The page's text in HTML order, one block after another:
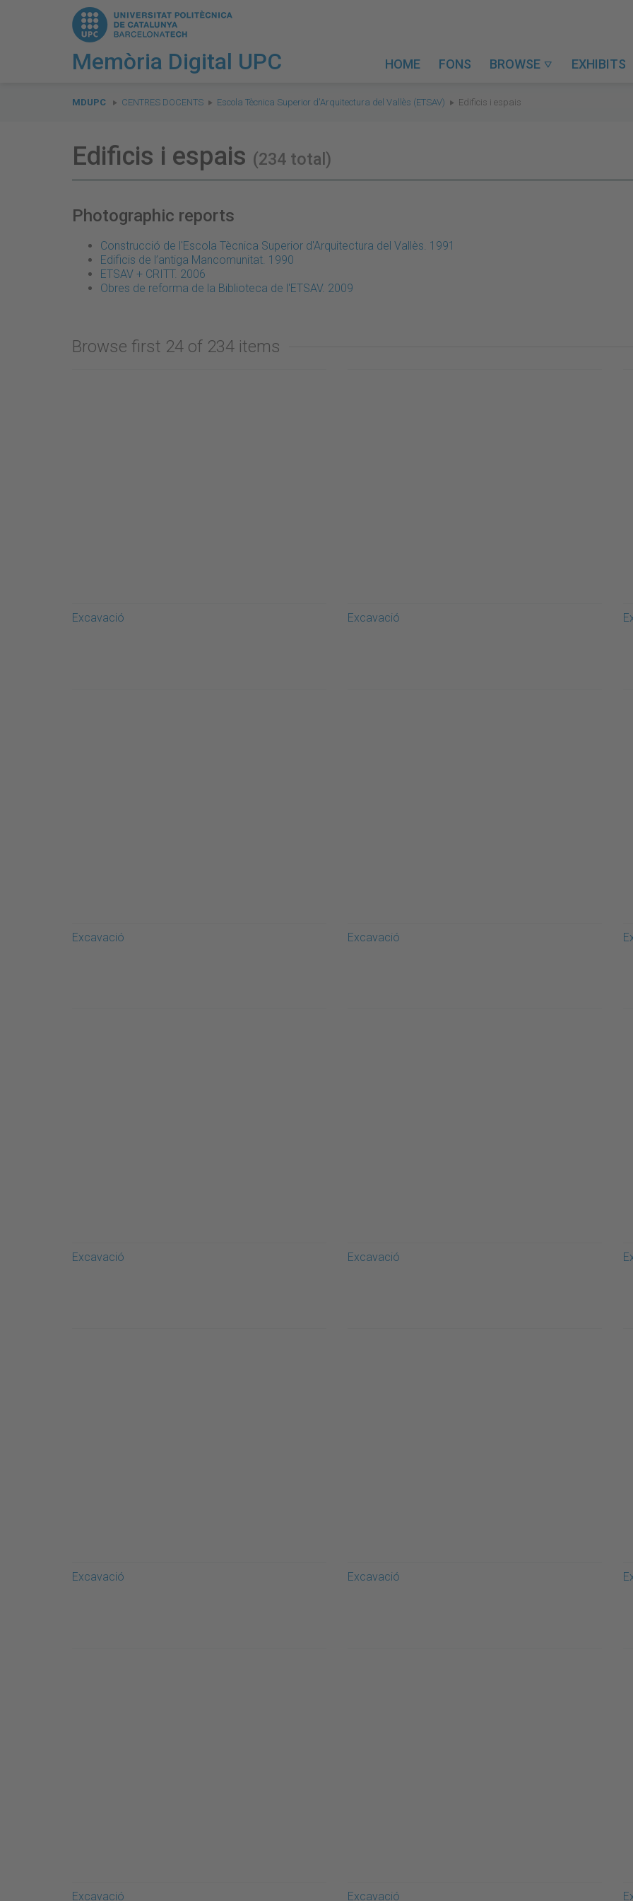
Memòria Digital UPC HOME FONS BROWSE  EXHIBITS
are
MDUPC CENTRES DOCENTS Escola Tècnica Superior d'Arquitectura del Vallès (ETSAV) Edificis i espais
Edificis i espais (234 total)
Photographic reports
Construcció de l'Escola Tècnica Superior d'Arquitectura del Vallès. 1991
Edificis de l’antiga Mancomunitat. 1990
ETSAV + CRITT. 2006
Obres de reforma de la Biblioteca de l'ETSAV. 2009
Browse first 24 of 234 items
Excavació Excavació
Excavació Excavació
Excavació Excavació
Excavació Excavació
Excavació Excavació